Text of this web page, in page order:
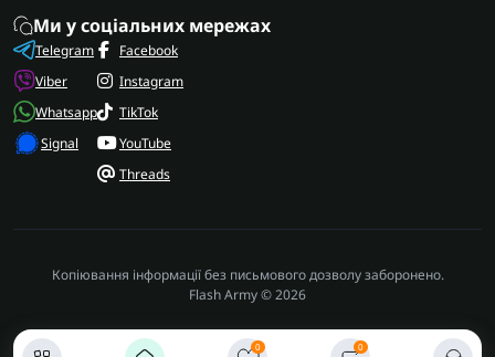
0 0
Ми у соціальних мережах
Telegram
Viber
Whatsapp
Signal
Facebook
Instagram
TikTok
YouTube
Threads
Копіювання інформації без письмового дозволу заборонено.
Flash Army © 2026